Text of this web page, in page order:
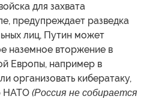
для захвата
предупреждает разведка
лиц, Путин может
наземное вторжение в
Европы, например в
организовать кибератаку,
НАТО (Россия не собирается